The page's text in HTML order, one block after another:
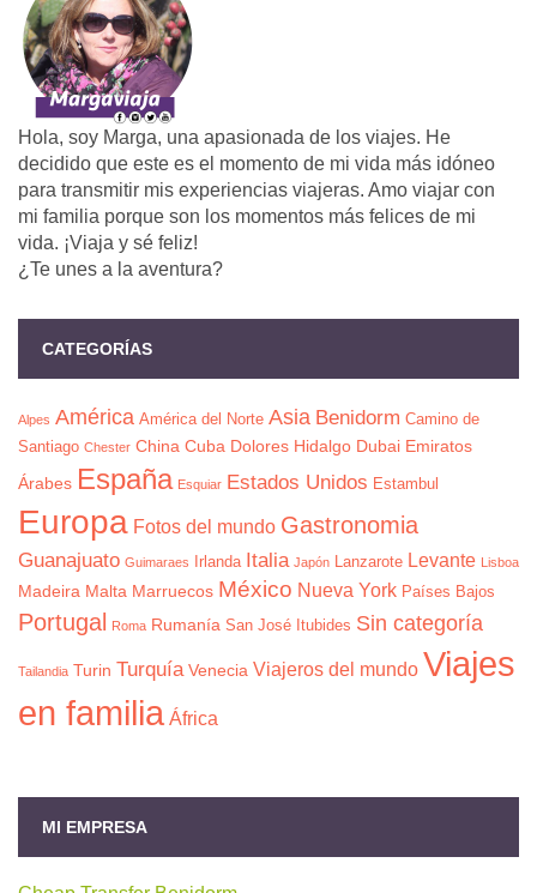
Hola, soy Marga, una apasionada de los viajes. He
decidido que este es el momento de mi vida más idóneo
para transmitir mis experiencias viajeras. Amo viajar con
mi familia porque son los momentos más felices de mi
vida. ¡Viaja y sé feliz!
¿Te unes a la aventura?
CATEGORÍAS
Alpes América América del Norte Asia Benidorm Camino de
Santiago Chester China Cuba Dolores Hidalgo Dubai Emiratos
Árabes España Esquiar Estados Unidos Estambul
Europa Fotos del mundo Gastronomia
Guanajuato Guimaraes Irlanda Italia Japón Lanzarote Levante Lisboa
Madeira Malta Marruecos México Nueva York Países Bajos
Portugal Roma Rumanía San José Itubides Sin categoría
Tailandia Turin Turquía Venecia Viajeros del mundo Viajes
en familia África
MI EMPRESA